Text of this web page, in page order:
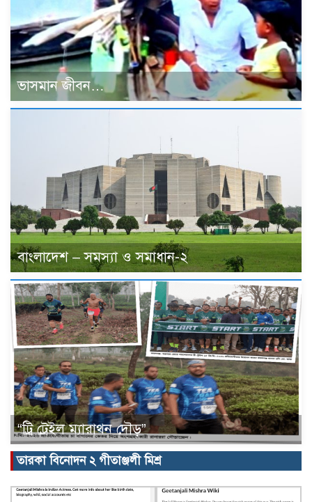
ভাসমান জীবন…
বাংলাদেশ – সমস্যা ও সমাধান-২
“ট্রি ট্রেইল ম্যারাথন দৌড়”
তারকা বিনোদন ২ গীতাঞ্জলী মিশ্র